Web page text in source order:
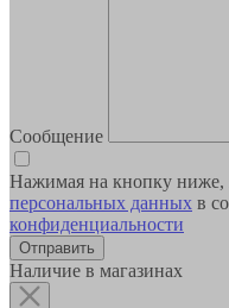
Сообщение
Нажимая на кнопку ниже,
персональных данных в
конфиденциальности
Наличие в магазинах